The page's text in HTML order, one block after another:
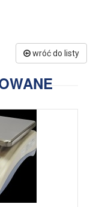
wróć do listy